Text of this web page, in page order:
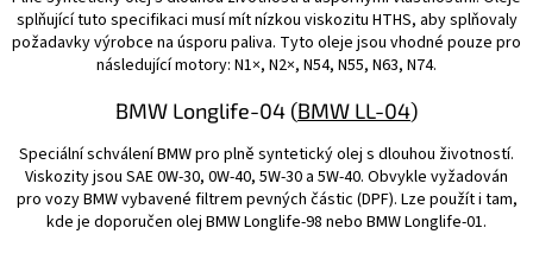
splňující tuto specifikaci musí mít nízkou viskozitu HTHS, aby splňovaly
požadavky výrobce na úsporu paliva. Tyto oleje jsou vhodné pouze pro
následující motory: N1×, N2×, N54, N55, N63, N74.
BMW Longlife-04 (BMW LL-04)
Speciální schválení BMW pro plně syntetický olej s dlouhou životností.
Viskozity jsou SAE 0W-30, 0W-40, 5W-30 a 5W-40. Obvykle vyžadován
pro vozy BMW vybavené filtrem pevných částic (DPF). Lze použít i tam,
kde je doporučen olej BMW Longlife-98 nebo BMW Longlife-01.